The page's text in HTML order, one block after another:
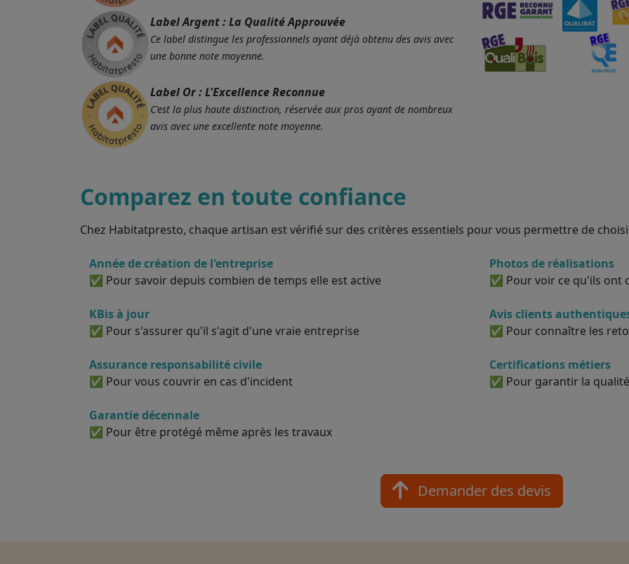
Label Argent : La Qualité Approuvée
Ce label distingue les professionnels ayant déjà obtenu des avis avec
une bonne note moyenne.
Label Or : L'Excellence Reconnue
C'est la plus haute distinction, réservée aux pros ayant de nombreux
avis avec une excellente note moyenne.
Comparez en toute confiance
Chez Habitatpresto, chaque artisan est vérifié sur des critères essentiels pour vous permettre de
Année de création de l'entreprise
✅ Pour savoir depuis combien de temps elle est active
Photos de réalisations
✅ Pour voir ce qu'ils ont
KBis à jour
✅ Pour s'assurer qu'il s'agit d'une vraie entreprise
Avis clients
✅ Pour connaître les
Assurance responsabilité civile
✅ Pour vous couvrir en cas d'incident
Certifications métiers
✅ Pour garantir la
Garantie décennale
✅ Pour être protégé même après les travaux
Demander des devis